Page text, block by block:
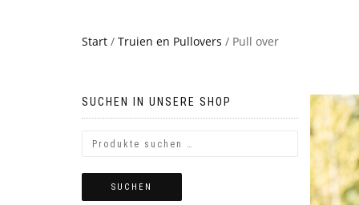
Start / Truien en Pullovers / Pull over
SUCHEN IN UNSERE SHOP
SUCHEN